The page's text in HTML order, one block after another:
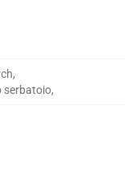
,
serbatoio,